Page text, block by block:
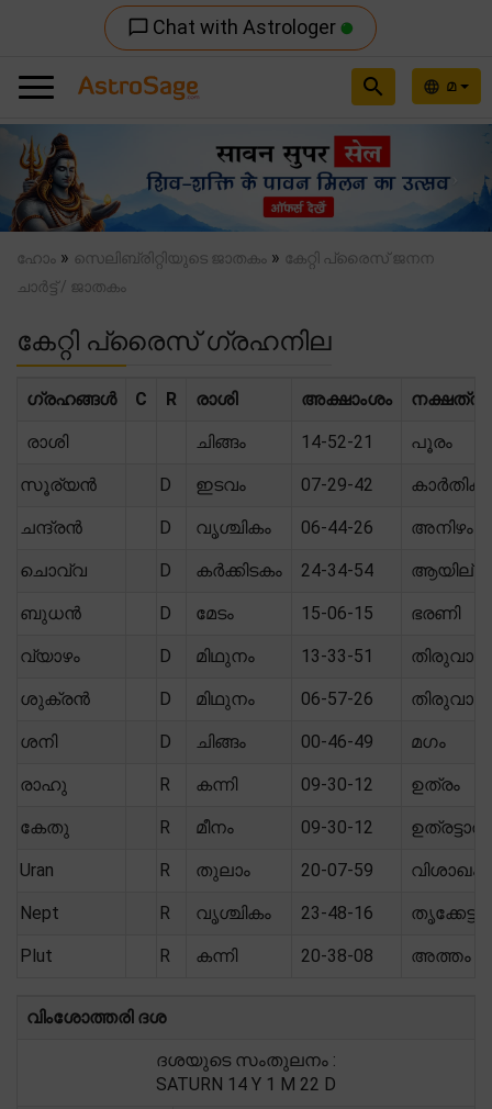
chat_bubble_outline Chat with Astrologer
language മ
search
Previous
ഹോം » സെലിബ്രിറ്റിയുടെ ജാതകം » കേറ്റി പ്രൈസ് ജനന
ചാർട്ട് / ജാതകം
കേറ്റി പ്രൈസ് ഗ്രഹനില
ഗ്രഹങ്ങൾ C R രാശി അക്ഷാംശം നക്ഷത്രം
രാശി ചിങ്ങം 14-52-21 പൂരം
സൂര്യൻ D ഇടവം 07-29-42 കാർതിക
ചന്ദ്രൻ D വൃശ്ചികം 06-44-26 അനിഴം
ചൊവ്വ D കർക്കിടകം 24-34-54
ബുധൻ D മേടം 15-06-15 ഭരണി
വ്യാഴം D മിഥുനം 13-33-51
ശുക്രൻ D മിഥുനം 06-57-26
ശനി D ചിങ്ങം 00-46-49 മഗം
രാഹു R കന്നി 09-30-12 ഉത്രം
കേതു R മീനം 09-30-12 ഉത്രട്ടാതി
Uran R തുലാം 20-07-59 വിശാഖം
Nept R വൃശ്ചികം 23-48-16 തൃക്കേട്ട
Plut R കന്നി 20-38-08 അത്തം
വിംശോത്തരി ദശ
ദശയുടെ സംതുലനം :
SATURN 14 Y 1 M 22 D